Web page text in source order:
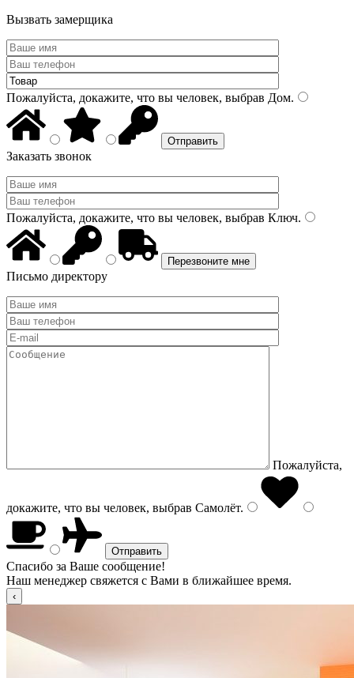
Вызвать замерщика
Пожалуйста, докажите, что вы человек, выбрав Дом.
Заказать звонок
Пожалуйста, докажите, что вы человек, выбрав Ключ.
Письмо директору
Пожалуйста,
докажите, что вы человек, выбрав Самолёт.
Спасибо за Ваше сообщение!
Наш менеджер свяжется с Вами в ближайшее время.